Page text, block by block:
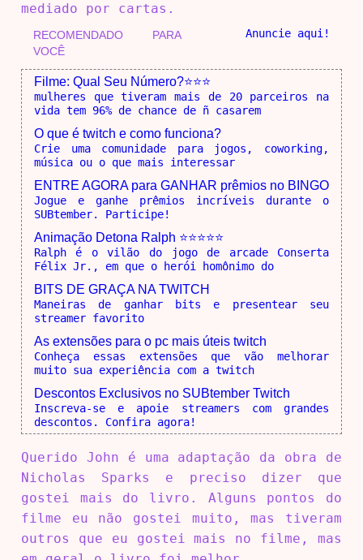
mediado por cartas.
RECOMENDADO PARA
VOCÊ
Anuncie aqui!
Filme: Qual Seu Número?⭐⭐⭐
mulheres que tiveram mais de 20 parceiros na
vida tem 96% de chance de ñ casarem
O que é twitch e como funciona?
Crie uma comunidade para jogos, coworking,
música ou o que mais interessar
ENTRE AGORA para GANHAR prêmios no BINGO
Jogue e ganhe prêmios incríveis durante o
SUBtember. Participe!
Animação Detona Ralph ⭐⭐⭐⭐⭐
Ralph é o vilão do jogo de arcade Conserta
Félix Jr., em que o herói homônimo do
BITS DE GRAÇA NA TWITCH
Maneiras de ganhar bits e presentear seu
streamer favorito
As extensões para o pc mais úteis twitch
Conheça essas extensões que vão melhorar
muito sua experiência com a twitch
Descontos Exclusivos no SUBtember Twitch
Inscreva-se e apoie streamers com grandes
descontos. Confira agora!
Querido John é uma adaptação da obra de
Nicholas Sparks e preciso dizer que
gostei mais do livro. Alguns pontos do
filme eu não gostei muito, mas tiveram
outros que eu gostei mais no filme, mas